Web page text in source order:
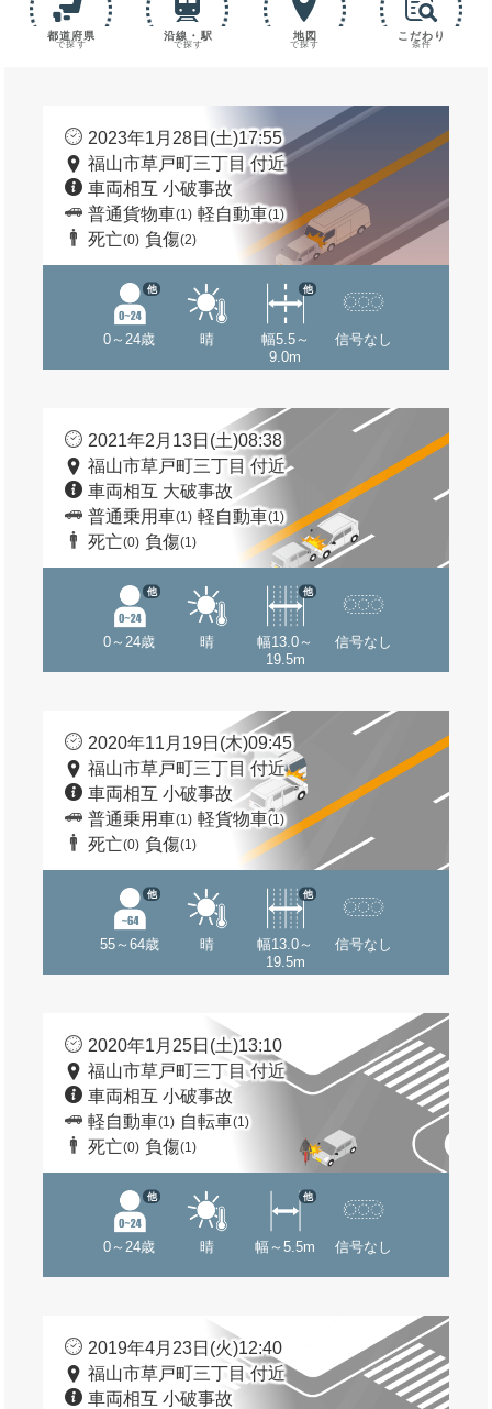
都道府県
で探す
沿線・駅
で探す
地図
で探す
こだわり
条件
2023年1月28日(土)17:55
福山市草戸町三丁目 付近
車両相互 小破事故
普通貨物車(1) 軽自動車(1)
死亡(0) 負傷(2)
0～24歳
他
晴
幅5.5～
9.0m
他
信号なし
2021年2月13日(土)08:38
福山市草戸町三丁目 付近
車両相互 大破事故
普通乗用車(1) 軽自動車(1)
死亡(0) 負傷(1)
0～24歳
他
晴
幅13.0～
19.5m
他
信号なし
2020年11月19日(木)09:45
福山市草戸町三丁目 付近
車両相互 小破事故
普通乗用車(1) 軽貨物車(1)
死亡(0) 負傷(1)
55～64歳
他
晴
幅13.0～
19.5m
他
信号なし
2020年1月25日(土)13:10
福山市草戸町三丁目 付近
車両相互 小破事故
軽自動車(1) 自転車(1)
死亡(0) 負傷(1)
0～24歳
他
晴 幅～5.5m
他
信号なし
2019年4月23日(火)12:40
福山市草戸町三丁目 付近
車両相互 小破事故